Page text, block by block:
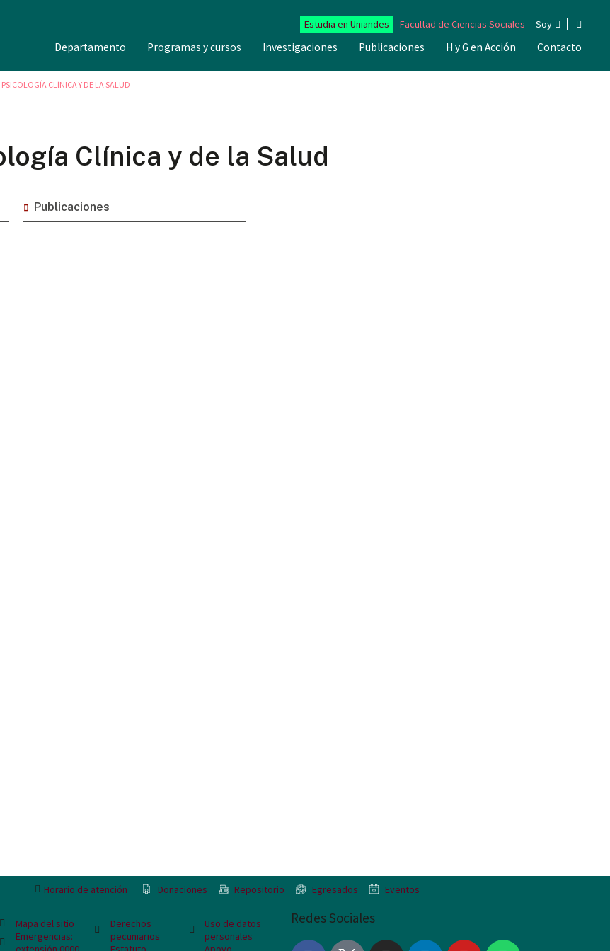
Estudia en Uniandes Facultad de Ciencias Sociales Soy
Departamento Programas y cursos Investigaciones Publicaciones H y G en Acción Contacto
PSICOLOGÍA CLÍNICA Y DE LA SALUD
Clínica y de la Salud
Publicaciones
Horario de atención Donaciones Repositorio Egresados Eventos
Mapa del sitio
Emergencias:
Derechos
pecuniarios
Uso de datos
personales
Redes Sociales